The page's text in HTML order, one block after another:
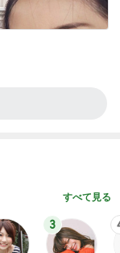
すべて見る
3